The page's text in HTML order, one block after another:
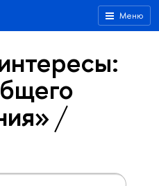
Меню